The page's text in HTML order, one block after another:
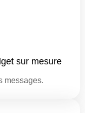
sur mesure
messages.